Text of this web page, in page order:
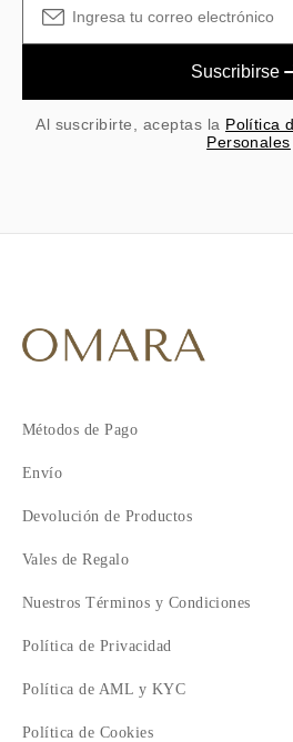
Suscribirse
Al suscribirte, aceptas la Política
Personales
Métodos de Pago
Envío
Devolución de Productos
Vales de Regalo
Nuestros Términos y Condiciones
Política de Privacidad
Política de AML y KYC
Política de Cookies